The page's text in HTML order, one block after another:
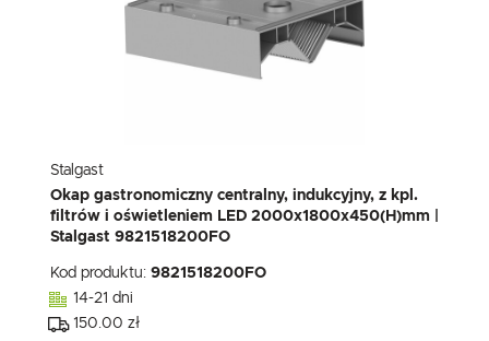
Stalgast
Okap gastronomiczny centralny, indukcyjny, z kpl.
filtrów i oświetleniem LED 2000x1800x450(H)mm |
Stalgast 9821518200FO
Kod produktu: 9821518200FO
14-21 dni
150.00 zł